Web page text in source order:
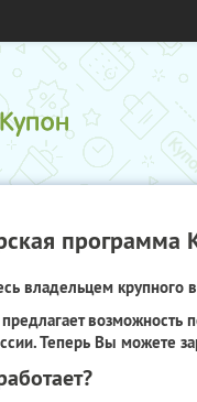
программа
владельцем крупного
возможность
Теперь Вы можете